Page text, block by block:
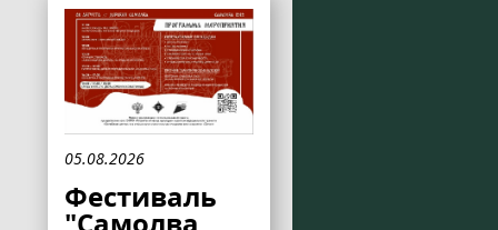
05.08.2026
Фестиваль